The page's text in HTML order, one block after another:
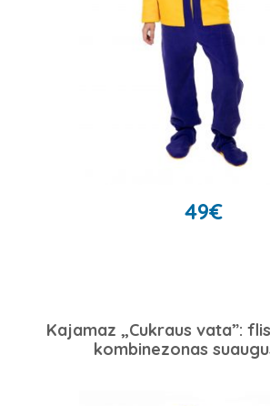
49€
Kajamaz „Cukraus vata”:
kombinezonas